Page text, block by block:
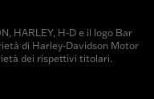
HARLEY, H-D e il logo Bar
di Harley-Davidson Motor
dei rispettivi titolari.